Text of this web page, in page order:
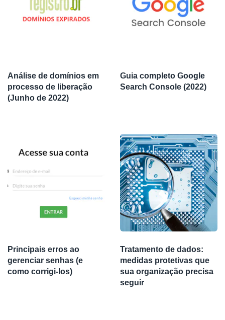
Análise de domínios em
processo de liberação
(Junho de 2022)
Guia completo Google
Search Console (2022)
Principais erros ao
gerenciar senhas (e
como corrigi-los)
Tratamento de dados:
medidas protetivas que
sua organização precisa
seguir